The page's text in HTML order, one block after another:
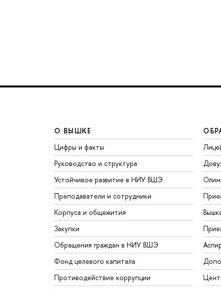
О ВЫШКЕ
Цифры и факты
Руководство и структура
Устойчивое развитие в НИУ ВШЭ
Преподаватели и сотрудники
Корпуса и общежития
Закупки
Обращения граждан в НИУ ВШЭ
Фонд целевого капитала
Противодействие коррупции